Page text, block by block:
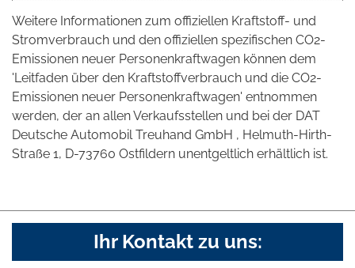
Weitere Informationen zum offiziellen Kraftstoff- und
Stromverbrauch und den offiziellen spezifischen CO2-
Emissionen neuer Personenkraftwagen können dem
'Leitfaden über den Kraftstoffverbrauch und die CO2-
Emissionen neuer Personenkraftwagen' entnommen
werden, der an allen Verkaufsstellen und bei der DAT
Deutsche Automobil Treuhand GmbH , Helmuth-Hirth-
Straße 1, D-73760 Ostfildern unentgeltlich erhältlich ist.
Ihr Kontakt zu uns: